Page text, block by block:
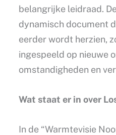
belangrijke leidraad.
dynamisch document
eerder wordt herzien,
ingespeeld op nieuwe
omstandigheden en
Wat staat er in over
In de “Warmtevisie